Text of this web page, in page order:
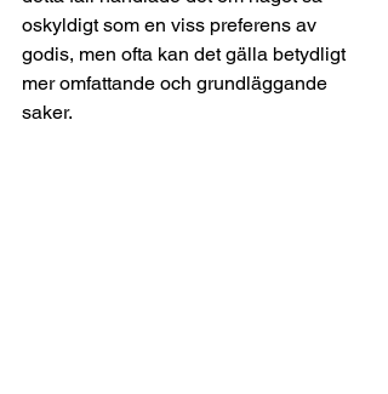
oskyldigt som en viss preferens av
godis, men ofta kan det gälla betydligt
mer omfattande och grundläggande
saker.